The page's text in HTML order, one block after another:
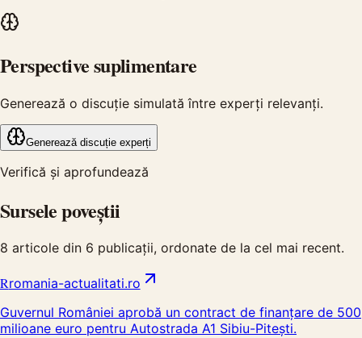
Perspective suplimentare
Generează o discuție simulată între experți relevanți.
Generează discuție experți
Verifică și aprofundează
Sursele poveștii
8 articole din 6 publicații, ordonate de la cel mai recent.
Rromania-actualitati.ro
Guvernul României aprobă un contract de finanțare de 500
milioane euro pentru Autostrada A1 Sibiu-Pitești.